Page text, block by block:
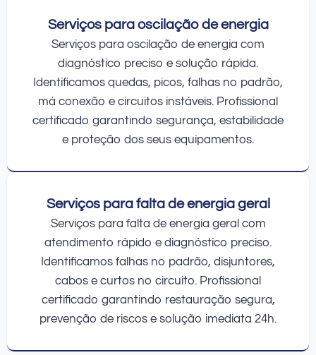
Serviços para oscilação de energia
Serviços para oscilação de energia com
diagnóstico preciso e solução rápida.
Identificamos quedas, picos, falhas no padrão,
má conexão e circuitos instáveis. Profissional
certificado garantindo segurança, estabilidade
e proteção dos seus equipamentos.
Serviços para falta de energia geral
Serviços para falta de energia geral com
atendimento rápido e diagnóstico preciso.
Identificamos falhas no padrão, disjuntores,
cabos e curtos no circuito. Profissional
certificado garantindo restauração segura,
prevenção de riscos e solução imediata 24h.